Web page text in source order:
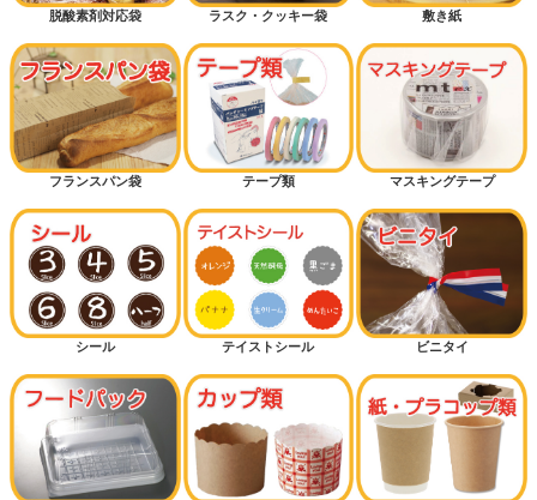
脱酸素剤対応袋 ラスク・クッキー袋 敷き紙
フランスパン袋 テープ類 マスキングテープ
シール テイストシール ビニタイ